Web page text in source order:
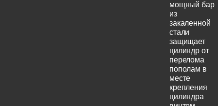
мощный бар
из
закаленной
стали
защищает
цилиндр от
перелома
пополам в
месте
крепления
цилиндра